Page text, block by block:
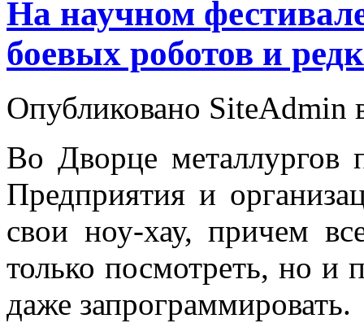
На научном
боевых роботов и
Опубликовано
Во Дворце металлургов
Предприятия и
свои ноу-хау, причем
только посмотреть, но и
даже запрограммировать.